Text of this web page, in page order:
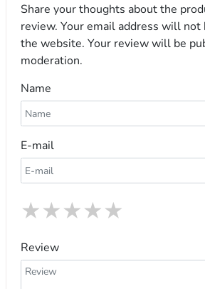
Share your thoughts about the
review. Your email address will not
the website. Your review will be
moderation.
Name
E-mail
★
★
★
★
★
Review